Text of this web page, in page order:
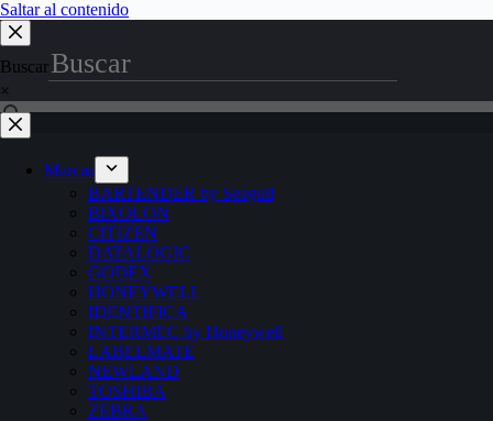
Saltar al contenido
Buscar
×
Marcas
BARTENDER by Seagull
BIXOLON
CITIZEN
DATALOGIC
GODEX
HONEYWELL
IDENTIFICA
INTERMEC by Honeywell
LABELMATE
NEWLAND
TOSHIBA
ZEBRA